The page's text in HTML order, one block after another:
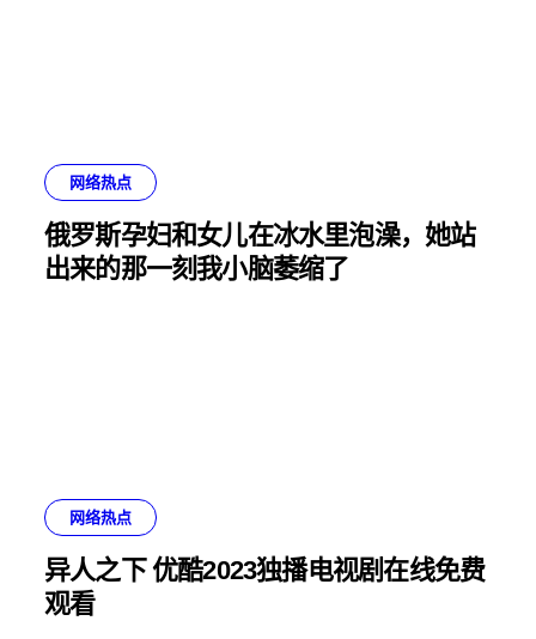
网络热点
俄罗斯孕妇和女儿在冰水里泡澡，她站
出来的那一刻我小脑萎缩了
网络热点
异人之下 优酷2023独播电视剧在线免费
观看